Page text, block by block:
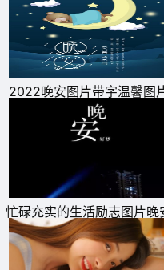
8、做人不成功，成功是
的。晚安!
9、似水流年才是一个人
不幸。晚安!
10、就连看着同样的东西
过，大家都了解，那种悲
要凝神去注视。晚安!
2022晚安图片带字温馨图
忙碌充实的生活励志图片晚